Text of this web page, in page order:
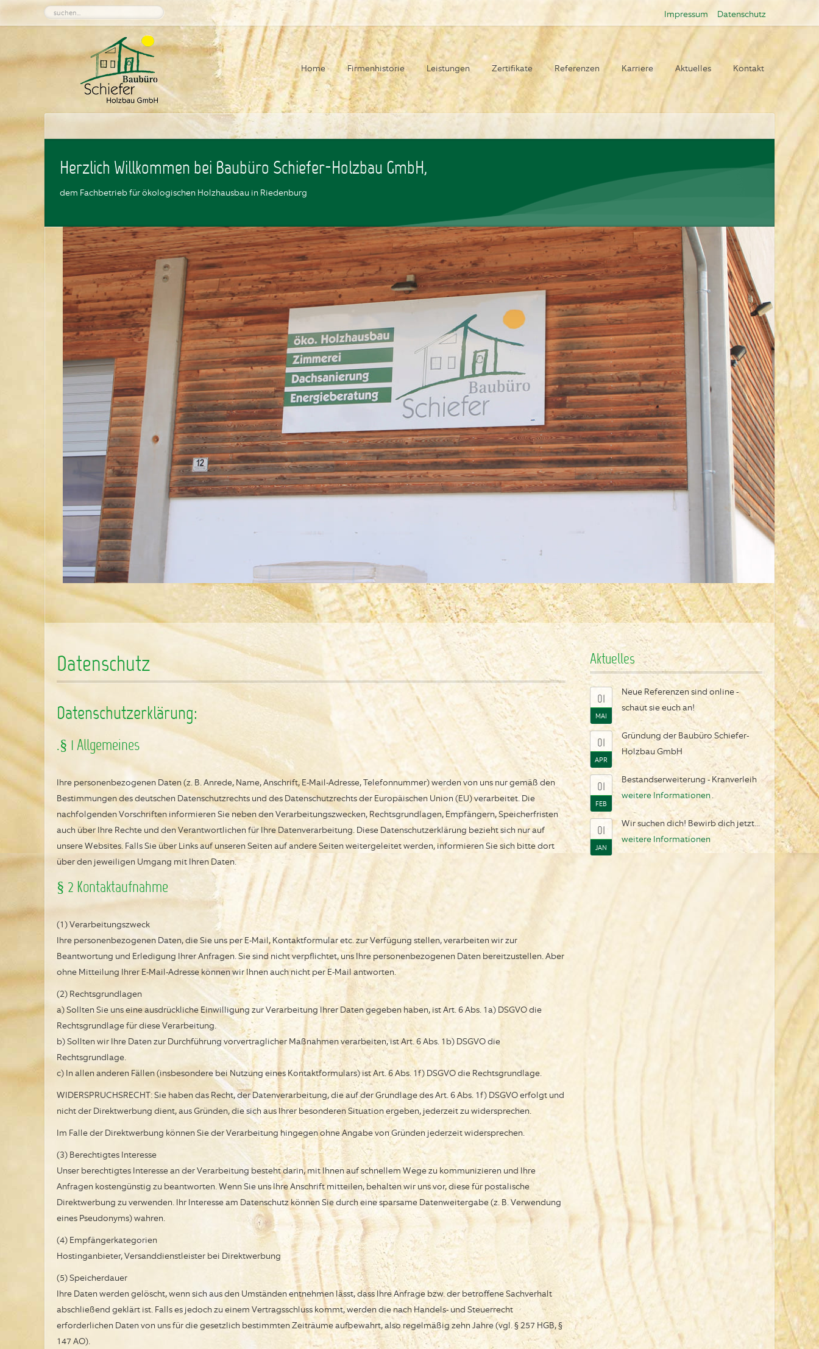
Impressum Datenschutz
Home Firmenhistorie Leistungen Zertifikate Referenzen Karriere Aktuelles Kontakt
Herzlich Willkommen bei Baubüro Schiefer-Holzbau GmbH,
dem Fachbetrieb für ökologischen Holzhausbau in Riedenburg
Datenschutz
Datenschutzerklärung:
.§ 1 Allgemeines
Ihre personenbezogenen Daten (z. B. Anrede, Name, Anschrift, E-Mail-Adresse, Telefonnummer) werden von uns nur gemäß den
Bestimmungen des deutschen Datenschutzrechts und des Datenschutzrechts der Europäischen Union (EU) verarbeitet. Die
nachfolgenden Vorschriften informieren Sie neben den Verarbeitungszwecken, Rechtsgrundlagen, Empfängern, Speicherfristen
auch über Ihre Rechte und den Verantwortlichen für Ihre Datenverarbeitung. Diese Datenschutzerklärung bezieht sich nur auf
unsere Websites. Falls Sie über Links auf unseren Seiten auf andere Seiten weitergeleitet werden, informieren Sie sich bitte dort
über den jeweiligen Umgang mit Ihren Daten.
§ 2 Kontaktaufnahme
(1) Verarbeitungszweck
Ihre personenbezogenen Daten, die Sie uns per E-Mail, Kontaktformular etc. zur Verfügung stellen, verarbeiten wir zur
Beantwortung und Erledigung Ihrer Anfragen. Sie sind nicht verpflichtet, uns Ihre personenbezogenen Daten bereitzustellen. Aber
ohne Mitteilung Ihrer E-Mail-Adresse können wir Ihnen auch nicht per E-Mail antworten.
(2) Rechtsgrundlagen
a) Sollten Sie uns eine ausdrückliche Einwilligung zur Verarbeitung Ihrer Daten gegeben haben, ist Art. 6 Abs. 1a) DSGVO die
Rechtsgrundlage für diese Verarbeitung.
b) Sollten wir Ihre Daten zur Durchführung vorvertraglicher Maßnahmen verarbeiten, ist Art. 6 Abs. 1b) DSGVO die
Rechtsgrundlage.
c) In allen anderen Fällen (insbesondere bei Nutzung eines Kontaktformulars) ist Art. 6 Abs. 1f) DSGVO die Rechtsgrundlage.
WIDERSPRUCHSRECHT: Sie haben das Recht, der Datenverarbeitung, die auf der Grundlage des Art. 6 Abs. 1f) DSGVO erfolgt und
nicht der Direktwerbung dient, aus Gründen, die sich aus Ihrer besonderen Situation ergeben, jederzeit zu widersprechen.
Im Falle der Direktwerbung können Sie der Verarbeitung hingegen ohne Angabe von Gründen jederzeit widersprechen.
(3) Berechtigtes Interesse
Unser berechtigtes Interesse an der Verarbeitung besteht darin, mit Ihnen auf schnellem Wege zu kommunizieren und Ihre
Anfragen kostengünstig zu beantworten. Wenn Sie uns Ihre Anschrift mitteilen, behalten wir uns vor, diese für postalische
Direktwerbung zu verwenden. Ihr Interesse am Datenschutz können Sie durch eine sparsame Datenweitergabe (z. B. Verwendung
eines Pseudonyms) wahren.
(4) Empfängerkategorien
Hostinganbieter, Versanddienstleister bei Direktwerbung
(5) Speicherdauer
Ihre Daten werden gelöscht, wenn sich aus den Umständen entnehmen lässt, dass Ihre Anfrage bzw. der betroffene Sachverhalt
abschließend geklärt ist. Falls es jedoch zu einem Vertragsschluss kommt, werden die nach Handels- und Steuerrecht
erforderlichen Daten von uns für die gesetzlich bestimmten Zeiträume aufbewahrt, also regelmäßig zehn Jahre (vgl. § 257 HGB, §
147 AO).
Aktuelles
01
MAI
Neue Referenzen sind online -
schaut sie euch an!
01
APR
Gründung der Baubüro Schiefer-
Holzbau GmbH
01
FEB
Bestandserweiterung - Kranverleih
weitere Informationen.
01
JAN
Wir suchen dich! Bewirb dich jetzt...
weitere Informationen